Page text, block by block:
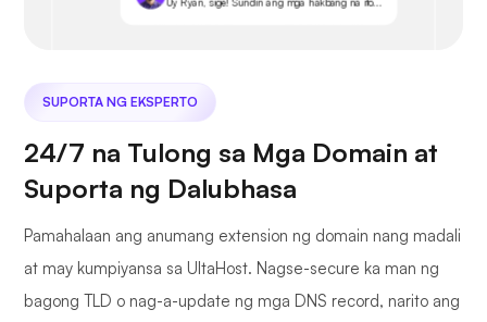
Uy Ryan, sige! Sundin ang mga hakbang na ito...
SUPORTA NG EKSPERTO
24/7 na Tulong sa Mga Domain at
Suporta ng Dalubhasa
Pamahalaan ang anumang extension ng domain nang madali
at may kumpiyansa sa UltaHost. Nagse-secure ka man ng
bagong TLD o nag-a-update ng mga DNS record, narito ang